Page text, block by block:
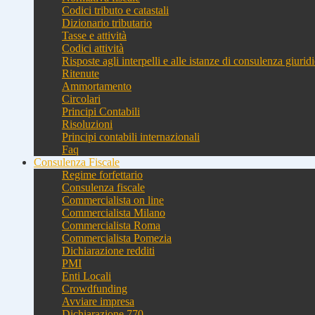
Codici tributo e catastali
Dizionario tributario
Tasse e attività
Codici attività
Risposte agli interpelli e alle istanze di consulenza
Ritenute
Ammortamento
Circolari
Principi Contabili
Risoluzioni
Principi contabili internazionali
Faq
Consulenza Fiscale
Regime forfettario
Consulenza fiscale
Commercialista on line
Commercialista Milano
Commercialista Roma
Commercialista Pomezia
Dichiarazione redditi
PMI
Enti Locali
Crowdfunding
Avviare impresa